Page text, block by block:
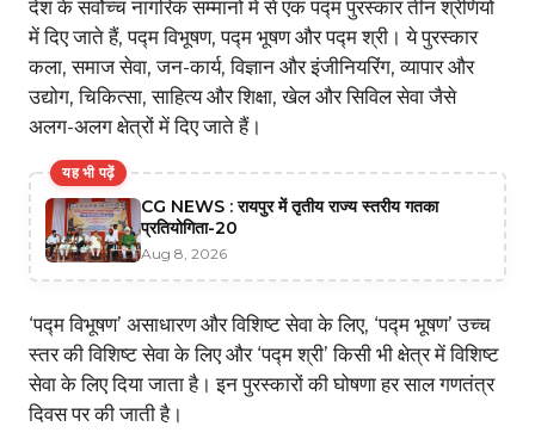
देश के सर्वोच्च नागरिक सम्मानों में से एक पद्म पुरस्कार तीन श्रेणियों
में दिए जाते हैं, पद्म विभूषण, पद्म भूषण और पद्म श्री। ये पुरस्कार
कला, समाज सेवा, जन-कार्य, विज्ञान और इंजीनियरिंग, व्यापार और
उद्योग, चिकित्सा, साहित्य और शिक्षा, खेल और सिविल सेवा जैसे
अलग-अलग क्षेत्रों में दिए जाते हैं।
यह भी पढ़ें
CG NEWS : रायपुर में तृतीय राज्य स्तरीय गतका
प्रतियोगिता-20
Aug 8, 2026
‘पद्म विभूषण’ असाधारण और विशिष्ट सेवा के लिए, ‘पद्म भूषण’ उच्च
स्तर की विशिष्ट सेवा के लिए और ‘पद्म श्री’ किसी भी क्षेत्र में विशिष्ट
सेवा के लिए दिया जाता है। इन पुरस्कारों की घोषणा हर साल गणतंत्र
दिवस पर की जाती है।